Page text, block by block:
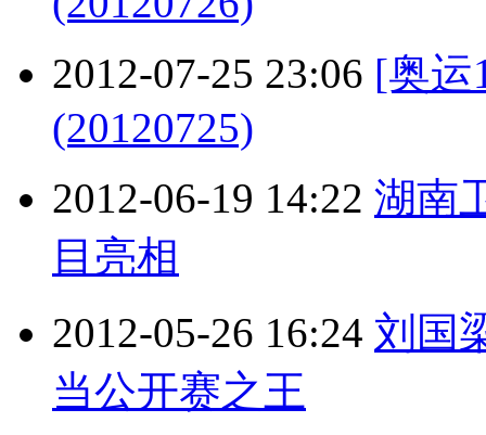
2012-07-25 23:06 [奥运
(20120725)
2012-06-19 14:22 湖南
目亮相
2012-05-26 16:24 刘国
当公开赛之王